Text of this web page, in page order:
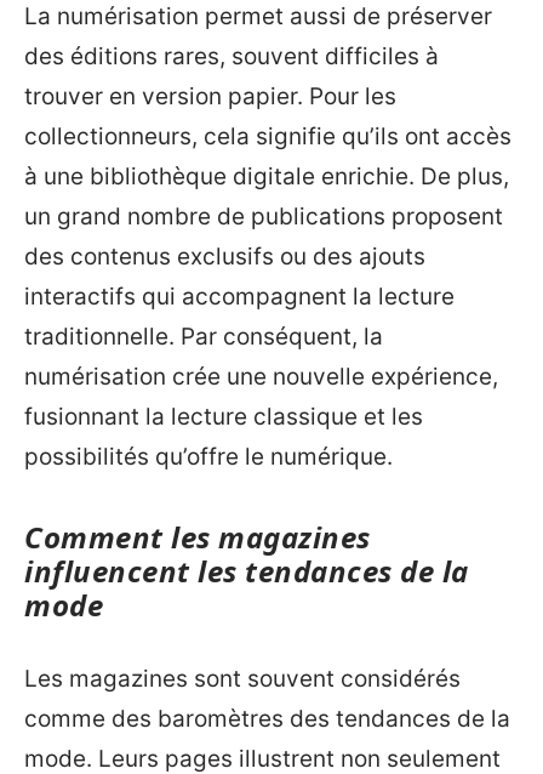
La numérisation permet aussi de préserver
des éditions rares, souvent difficiles à
trouver en version papier. Pour les
collectionneurs, cela signifie qu’ils ont accès
à une bibliothèque digitale enrichie. De plus,
un grand nombre de publications proposent
des contenus exclusifs ou des ajouts
interactifs qui accompagnent la lecture
traditionnelle. Par conséquent, la
numérisation crée une nouvelle expérience,
fusionnant la lecture classique et les
possibilités qu’offre le numérique.
Comment les magazines
influencent les tendances de la
mode
Les magazines sont souvent considérés
comme des baromètres des tendances de la
mode. Leurs pages illustrent non seulement